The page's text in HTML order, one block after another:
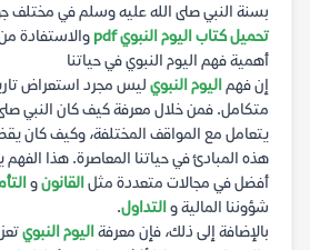
بسنة النبي صلى الله عليه وسلم في مختلف
تحميل كتاب اليوم النبوي pdf
والاستفادة
أهمية فهم اليوم النبوي في حياتنا
إن فهماليوم النبوي ليس مجرد استعراض
متكامل. فمن خلال معرفة كيف كان النبي
يتعامل مع المواقف المختلفة، وكيف كان
هذه المبادئ في حياتنا المعاصرة. هذا الفهم
أفضل في مجالات متعددة مثلالقانونو
شؤوننا المالية والتداول.
بالإضافة إلى ذلك، فإن معرفةاليوم النبوي